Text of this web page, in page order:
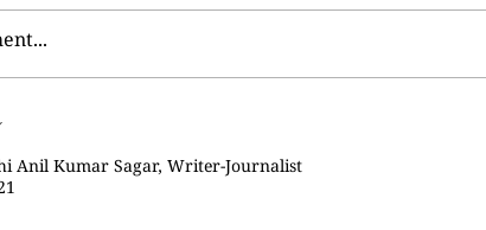
करे।
अलग अलग दिशा निर्देश।
Anil Kumar Sagar, Writer-Journalist